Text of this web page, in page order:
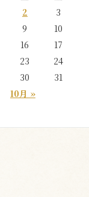
10月 »
2
3
9
10
16
17
23
24
30 31